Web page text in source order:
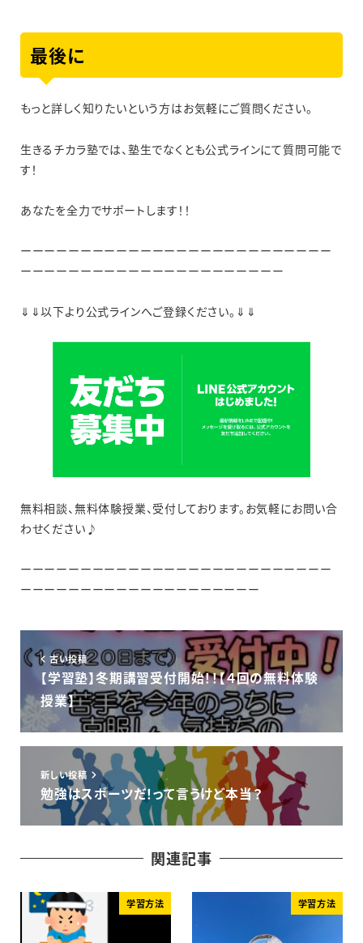
最後に
もっと詳しく知りたいという方はお気軽にご質問ください。
生きるチカラ塾では、塾生でなくとも公式ラインにて質問可能で
す！
あなたを全力でサポートします！！
ーーーーーーーーーーーーーーーーーーーーーーーーーー
ーーーーーーーーーーーーーーーーーーーーーー
⇓⇓以下より公式ラインへご登録ください。⇓⇓
無料相談、無料体験授業、受付しております。お気軽にお問い合
わせください♪
ーーーーーーーーーーーーーーーーーーーーーーーーーー
ーーーーーーーーーーーーーーーーーーーー
古い投稿
【学習塾】冬期講習受付開始！！【４回の無料体験
授業】
新しい投稿
勉強はスポーツだ！って言うけど本当？
関連記事
学習方法 学習方法